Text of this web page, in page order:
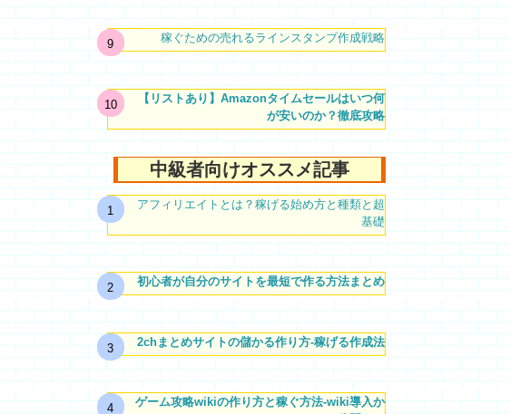
稼ぐための売れるラインスタンプ作成戦略
【リストあり】Amazonタイムセールはいつ何
が安いのか？徹底攻略
中級者向けオススメ記事
アフィリエイトとは？稼げる始め方と種類と超
基礎
初心者が自分のサイトを最短で作る方法まとめ
2chまとめサイトの儲かる作り方-稼げる作成法
ゲーム攻略wikiの作り方と稼ぐ方法-wiki導入か